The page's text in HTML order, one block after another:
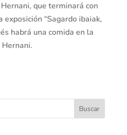
que terminará con
“Sagardo ibaiak,
habrá una comida en la